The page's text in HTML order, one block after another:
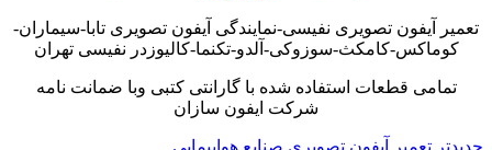
تعمیر آیفون تصویری نفیسی-نمایندگی آیفون تصویری تابا-سیماران-
کوماکس-کامکث-سوزوکی-آلدو-تکنما-کالیوزدر نفیسی تهران
تمامی قطعات استفاده شده با گارانتی کتبی وبا ضمانت نامه
شرکت ایفون سازان
جدیدتر تعمیر آیفون تصویری صنایع هواپیمایی